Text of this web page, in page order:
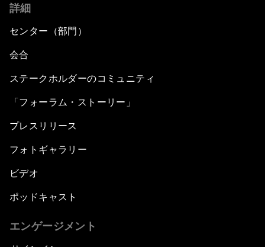
詳細
センター（部門）
会合
ステークホルダーのコミュニティ
「フォーラム・ストーリー」
プレスリリース
フォトギャラリー
ビデオ
ポッドキャスト
エンゲージメント